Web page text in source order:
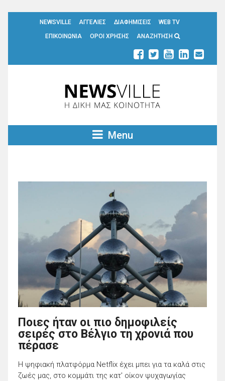
NEWSVILLE ΑΓΓΕΛΙΕΣ ΔΙΑΦΗΜΙΣΕΙΣ
WEB TV
ΕΠΙΚΟΙΝΩΝΙΑ
ΟΡΟΙ ΧΡΗΣΗΣ ΑΝΑΖΗΤΗΣΗ
Menu
Ποιες ήταν οι πιο δημοφιλείς
σειρές στο Βέλγιο τη χρονιά που
πέρασε
Η ψηφιακή πλατφόρμα Netflix έχει μπει για τα καλά στις
ζωές μας, στο κομμάτι της κατ' οίκον ψυχαγωγίας